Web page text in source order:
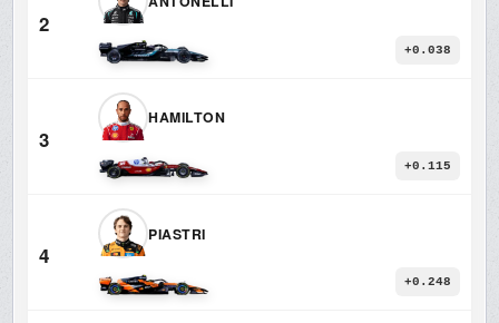
2
+0.038
3
HAMILTON
+0.115
4
PIASTRI
+0.248